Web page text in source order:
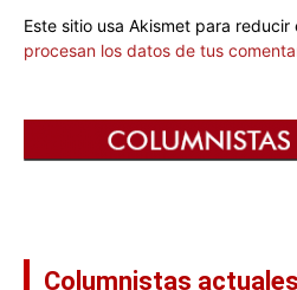
Este sitio usa Akismet para reducir
procesan los datos de tus
Columnistas actuales